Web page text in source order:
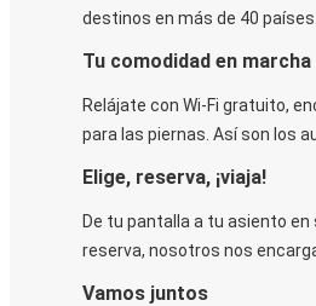
destinos en más de 40 países.
Tu comodidad en marcha
Relájate con Wi-Fi gratuito,
para las piernas. Así son los
Elige, reserva, ¡viaja!
De tu pantalla a tu asiento en
reserva, nosotros nos
Vamos juntos